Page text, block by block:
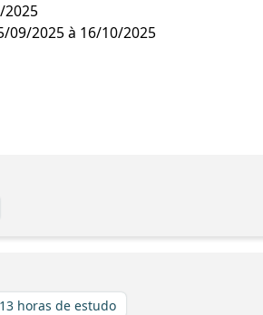
09/2025 à 16/10/2025
13 horas de estudo